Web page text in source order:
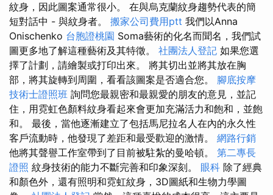
紋身，因此圖案通常很小。 在與烏克蘭紋身趨勢代表的簡
短對話中 - 與紋身者。 搬家公司費用ptt 我們以Anna
Onischenko 台胞證桃園 Soma藝術的化名而聞名，我們試
圖更多地了解這種藝術及其特徵。 社團法人登記 如果您選
擇了計劃，請繪製或打印出來。 將其切出並將其放在胸
部，將其旋轉到周圍，看看該圖案是否適合您。 腳底按摩
技術士證照班 詢問您最親密和最親愛的朋友的意見，並記
住，用霓虹色顏料紋身看起來會更加充滿活力和飽和，並飽
和。 最後，當他逐漸建立了包括馬尼拉名人在內的永久性
客戶流動時，他發現了差距和最受歡迎的激情。 網路行銷
他將其聲譽工作室帶到了目前被駐紮的曼哈頓。 第二專長
證照 紋身技術的能力不斷完善和印象深刻。 眼科 除了經典
和顏色外，還有照明和霓虹紋身，3D圖紙和生物力學圖